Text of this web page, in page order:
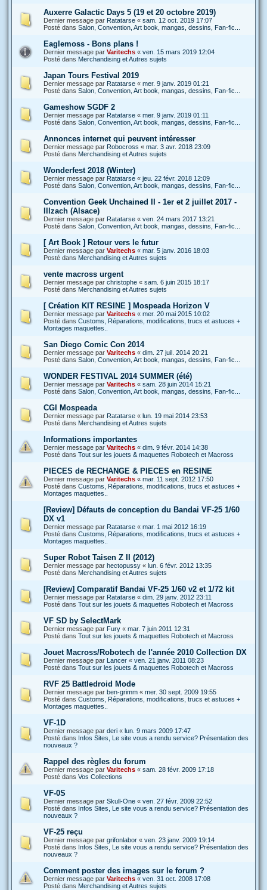
Auxerre Galactic Days 5 (19 et 20 octobre 2019)
Dernier message par Ratatarse « sam. 12 oct. 2019 17:07
Posté dans Salon, Convention, Art book, mangas, dessins, Fan-fic...
Eaglemoss - Bons plans !
Dernier message par Varitechs « ven. 15 mars 2019 12:04
Posté dans Merchandising et Autres sujets
Japan Tours Festival 2019
Dernier message par Ratatarse « mer. 9 janv. 2019 01:21
Posté dans Salon, Convention, Art book, mangas, dessins, Fan-fic...
Gameshow SGDF 2
Dernier message par Ratatarse « mer. 9 janv. 2019 01:11
Posté dans Salon, Convention, Art book, mangas, dessins, Fan-fic...
Annonces internet qui peuvent intéresser
Dernier message par Robocross « mar. 3 avr. 2018 23:09
Posté dans Merchandising et Autres sujets
Wonderfest 2018 (Winter)
Dernier message par Ratatarse « jeu. 22 févr. 2018 12:09
Posté dans Salon, Convention, Art book, mangas, dessins, Fan-fic...
Convention Geek Unchained II - 1er et 2 juillet 2017 -
Illzach (Alsace)
Dernier message par Ratatarse « ven. 24 mars 2017 13:21
Posté dans Salon, Convention, Art book, mangas, dessins, Fan-fic...
[ Art Book ] Retour vers le futur
Dernier message par Varitechs « mar. 5 janv. 2016 18:03
Posté dans Merchandising et Autres sujets
vente macross urgent
Dernier message par christophe « sam. 6 juin 2015 18:17
Posté dans Merchandising et Autres sujets
[ Création KIT RESINE ] Mospeada Horizon V
Dernier message par Varitechs « mer. 20 mai 2015 10:02
Posté dans Customs, Réparations, modifications, trucs et astuces +
Montages maquettes..
San Diego Comic Con 2014
Dernier message par Varitechs « dim. 27 juil. 2014 20:21
Posté dans Salon, Convention, Art book, mangas, dessins, Fan-fic...
WONDER FESTIVAL 2014 SUMMER (été)
Dernier message par Varitechs « sam. 28 juin 2014 15:21
Posté dans Salon, Convention, Art book, mangas, dessins, Fan-fic...
CGI Mospeada
Dernier message par Ratatarse « lun. 19 mai 2014 23:53
Posté dans Merchandising et Autres sujets
Informations importantes
Dernier message par Varitechs « dim. 9 févr. 2014 14:38
Posté dans Tout sur les jouets & maquettes Robotech et Macross
PIECES de RECHANGE & PIECES en RESINE
Dernier message par Varitechs « mar. 11 sept. 2012 17:50
Posté dans Customs, Réparations, modifications, trucs et astuces +
Montages maquettes..
[Review] Défauts de conception du Bandai VF-25 1/60
DX v1
Dernier message par Ratatarse « mar. 1 mai 2012 16:19
Posté dans Customs, Réparations, modifications, trucs et astuces +
Montages maquettes..
Super Robot Taisen Z II (2012)
Dernier message par hectopussy « lun. 6 févr. 2012 13:35
Posté dans Merchandising et Autres sujets
[Review] Comparatif Bandai VF-25 1/60 v2 et 1/72 kit
Dernier message par Ratatarse « dim. 29 janv. 2012 23:11
Posté dans Tout sur les jouets & maquettes Robotech et Macross
VF SD by SelectMark
Dernier message par Fury « mar. 7 juin 2011 12:31
Posté dans Tout sur les jouets & maquettes Robotech et Macross
Jouet Macross/Robotech de l'année 2010 Collection DX
Dernier message par Lancer « ven. 21 janv. 2011 08:23
Posté dans Tout sur les jouets & maquettes Robotech et Macross
RVF 25 Battledroid Mode
Dernier message par ben-grimm « mer. 30 sept. 2009 19:55
Posté dans Customs, Réparations, modifications, trucs et astuces +
Montages maquettes..
VF-1D
Dernier message par deri « lun. 9 mars 2009 17:47
Posté dans Infos Sites, Le site vous a rendu service? Présentation des
nouveaux ?
Rappel des règles du forum
Dernier message par Varitechs « sam. 28 févr. 2009 17:18
Posté dans Vos Collections
VF-0S
Dernier message par Skull-One « ven. 27 févr. 2009 22:52
Posté dans Infos Sites, Le site vous a rendu service? Présentation des
nouveaux ?
VF-25 reçu
Dernier message par grifonlabor « ven. 23 janv. 2009 19:14
Posté dans Infos Sites, Le site vous a rendu service? Présentation des
nouveaux ?
Comment poster des images sur le forum ?
Dernier message par Varitechs « ven. 31 oct. 2008 17:08
Posté dans Merchandising et Autres sujets